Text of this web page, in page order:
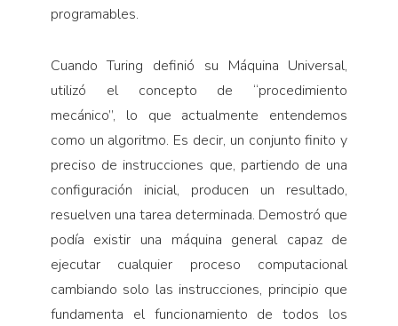
programables.
Cuando Turing definió su Máquina Universal,
utilizó el concepto de “procedimiento
mecánico”, lo que actualmente entendemos
como un algoritmo. Es decir, un conjunto finito y
preciso de instrucciones que, partiendo de una
configuración inicial, producen un resultado,
resuelven una tarea determinada. Demostró que
podía existir una máquina general capaz de
ejecutar cualquier proceso computacional
cambiando solo las instrucciones, principio que
fundamenta el funcionamiento de todos los